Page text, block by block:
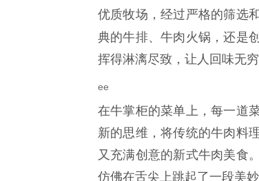
优质牧场，经过严格的筛选
典的牛排、牛肉火锅，还是
挥得淋漓尽致，让人回味无穷
ee
在牛掌柜的菜单上，每一道
新的思维，将传统的牛肉料
又充满创意的新式牛肉美食
仿佛在舌尖上跳起了一段美妙